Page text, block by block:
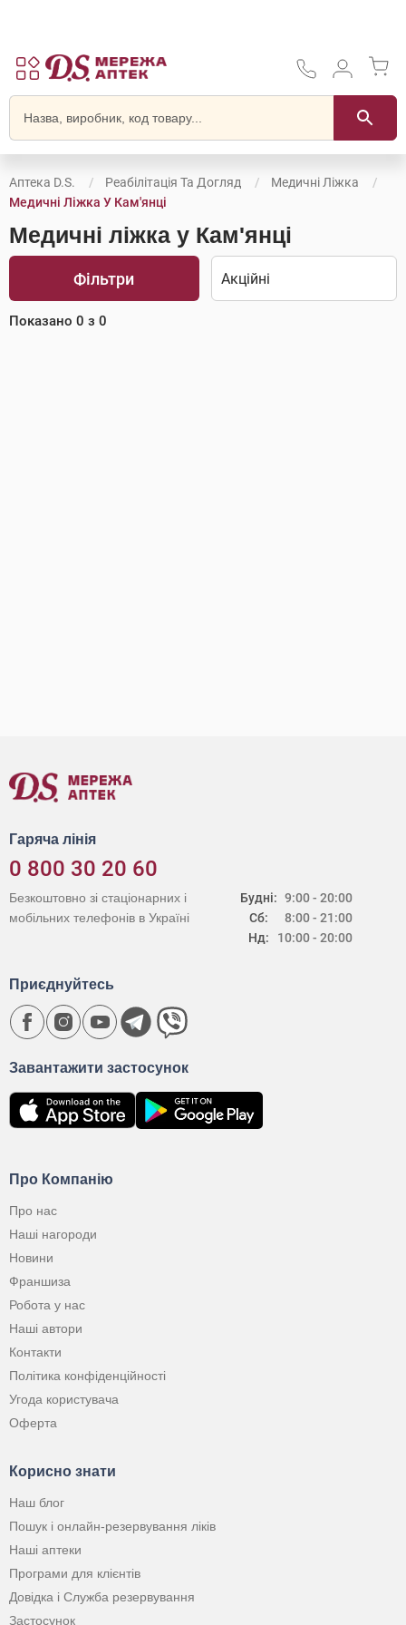
Аптека D.S. Реабілітація Та Догляд
Медичні Ліжка
Медичні Ліжка У Кам'янці
Медичні ліжка у Кам'янці
Фільтри
Показано 0 з 0
Гаряча лінія
0 800 30 20 60
Будні:
Сб:
Нд:
9:00 - 20:00
8:00 - 21:00
10:00 - 20:00
Безкоштовно зі стаціонарних і
мобільних телефонів в Україні
Про Компанію
Про нас
Наші нагороди
Новини
Франшиза
Робота у нас
Наші автори
Контакти
Політика конфіденційності
Угода користувача
Оферта
Корисно знати
Наш блог
Пошук і онлайн-резервування ліків
Наші аптеки
Програми для клієнтів
Довідка і Служба резервування
Застосунок
Завантажити застосунок
Приєднуйтесь